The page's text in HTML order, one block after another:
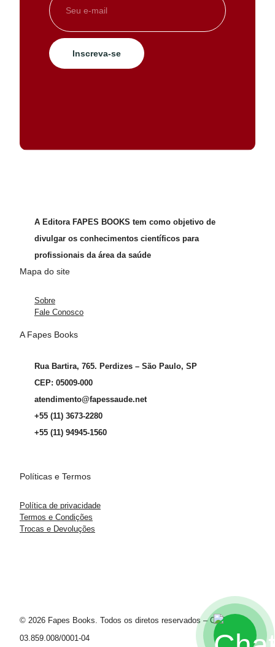
Inscreva-se
A Editora FAPES BOOKS tem como objetivo de
divulgar os conhecimentos científicos para
profissionais da área da saúde
Mapa do site
Sobre
Fale Conosco
A Fapes Books
Rua Bartira, 765. Perdizes – São Paulo, SP
CEP: 05009-000
atendimento@fapessaude.net
+55 (11) 3673-2280
+55 (11) 94945-1560
Políticas e Termos
Política de privacidade
Termos e Condições
Trocas e Devoluções
© 2026 Fapes Books. Todos os diretos reservados – CNPJ
03.859.008/0001-04